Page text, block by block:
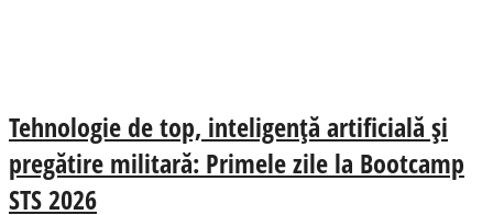
Tehnologie de top, inteligență artificială și
pregătire militară: Primele zile la Bootcamp
STS 2026